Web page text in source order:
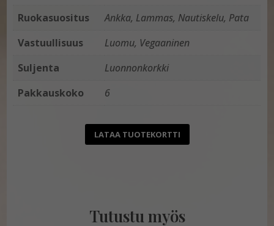
Ruokasuositus
Ankka, Lammas, Nautiskelu, Pata
Vastuullisuus
Luomu, Vegaaninen
Suljenta
Luonnonkorkki
Pakkauskoko
6
LATAA TUOTEKORTTI
Tutustu myös